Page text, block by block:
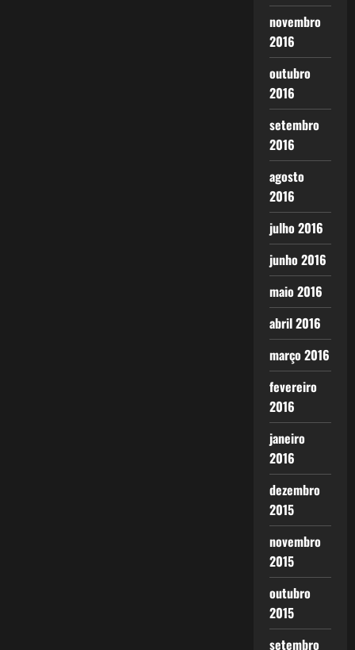
novembro
2016
outubro
2016
setembro
2016
agosto
2016
julho 2016
junho 2016
maio 2016
abril 2016
março 2016
fevereiro
2016
janeiro
2016
dezembro
2015
novembro
2015
outubro
2015
setembro